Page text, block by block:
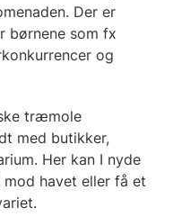
Der er
børnene som fx
og
træmole
med butikker,
Her kan I nyde
havet eller få et